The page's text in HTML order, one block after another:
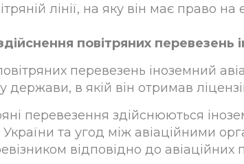
лінії, на яку він має право
повітряних перевезень
перевезень іноземний
держави, в якій він отримав
перевезення здійснюються
та угод між авіаційними
відповідно до авіаційних